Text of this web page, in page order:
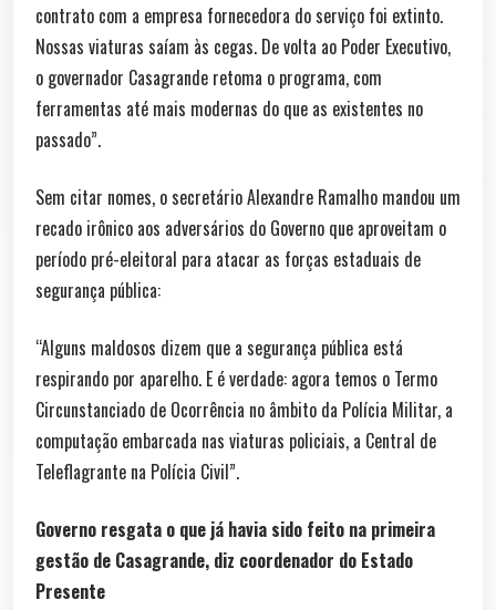
contrato com a empresa fornecedora do serviço foi extinto.
Nossas viaturas saíam às cegas. De volta ao Poder Executivo,
o governador Casagrande retoma o programa, com
ferramentas até mais modernas do que as existentes no
passado”.
Sem citar nomes, o secretário Alexandre Ramalho mandou um
recado irônico aos adversários do Governo que aproveitam o
período pré-eleitoral para atacar as forças estaduais de
segurança pública:
“Alguns maldosos dizem que a segurança pública está
respirando por aparelho. E é verdade: agora temos o Termo
Circunstanciado de Ocorrência no âmbito da Polícia Militar, a
computação embarcada nas viaturas policiais, a Central de
Teleflagrante na Polícia Civil”.
Governo resgata o que já havia sido feito na primeira
gestão de Casagrande, diz coordenador do Estado
Presente